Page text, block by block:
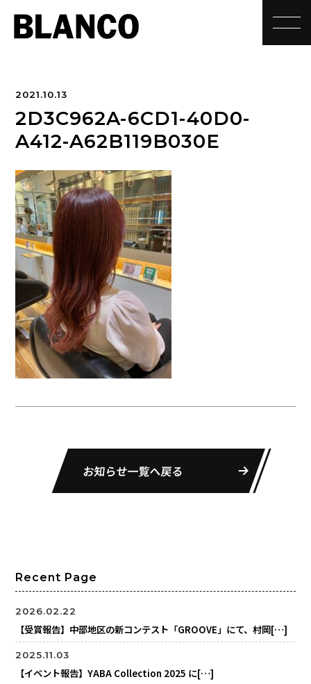
2021.10.13
2D3C962A-6CD1-40D0-
A412-A62B119B030E
お知らせ一覧へ戻る
Recent Page
2026.02.22
【受賞報告】中部地区の新コンテスト「GROOVE」にて、村岡[…]
2025.11.03
【イベント報告】YABA Collection 2025 に[…]